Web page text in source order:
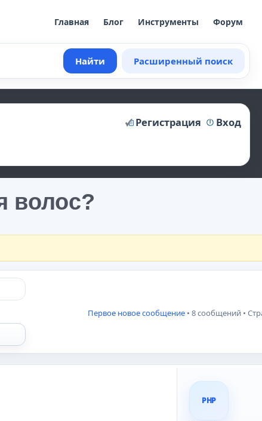
Главная Блог Инструменты Форум
Найти Расширенный поиск
Вход
Регистрация
волос?
Первое новое сообщение • 8 сообщений •
PHP